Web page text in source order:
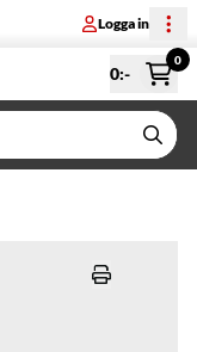
Logga in
0:-
0